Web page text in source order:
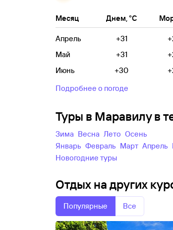
Месяц Днем, °C
Апрель +31
Май
+31
Июнь
+30
Подробнее о погоде
Туры в Маравилу в
зима весна лето
осень
Январь
Февраль Март Апрель
новогодние туры
Отдых на других
Популярные Все